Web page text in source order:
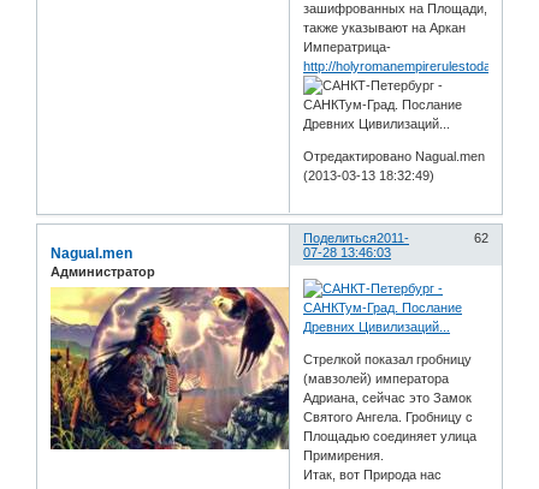
зашифрованных на Площади,
также указывают на Аркан
Императрица-
http://
Отредактировано Nagual.men
(2013-03-13 18:32:49)
Поделиться 62
2011-
07-28 13:46:03
Nagual.men
Администратор
Стрелкой показал гробницу
(мавзолей) императора
Адриана, сейчас это Замок
Святого Ангела. Гробницу с
Площадью соединяет улица
Примирения.
Итак, вот Природа нас